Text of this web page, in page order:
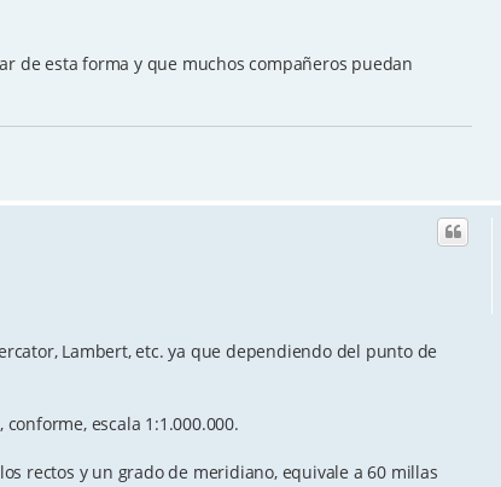
de esta forma y que muchos compañeros puedan
Lambert, etc. ya que dependiendo del punto de
escala 1:1.000.000.
rectos y un grado de meridiano, equivale a 60 millas